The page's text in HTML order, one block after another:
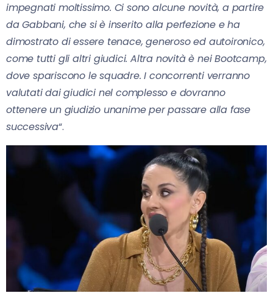
impegnati moltissimo. Ci sono alcune novità, a partire
da Gabbani, che si è inserito alla perfezione e ha
dimostrato di essere tenace, generoso ed autoironico,
come tutti gli altri giudici. Altra novità è nei Bootcamp,
dove spariscono le squadre. I concorrenti verranno
valutati dai giudici nel complesso e dovranno
ottenere un giudizio unanime per passare alla fase
successiva“.